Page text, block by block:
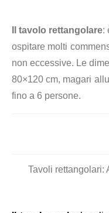
Il tavolo rettangolare:
ospitare molti
non eccessive. Le
80×120 cm, magari
fino a 6 persone.
Tavoli rettangolari: